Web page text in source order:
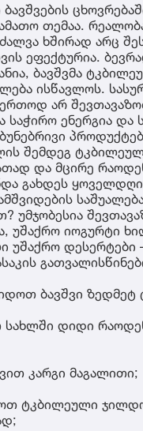
თემაა.
ხშირად არც
ეფექტურია.
ბავშვმა
ისწავლოს.
არ
საჭირო ენერგია და
შემდეგ
და მცირე
გახდეს
უმჯობესია
უშაქრო იოგურტი
უშაქრო დესერტები
ბავშვი ზედმეტ
სახლში დიდი
კარგი მაგალითი;
ტკბილეული